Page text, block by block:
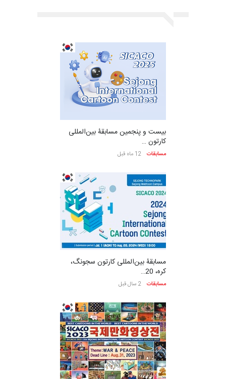
بیست و پنجمین مسابقۀ بین‌المللی
کارتون …
مسابقات 12 ماه قبل
مسابقۀ بین‌المللی کارتون سجونگ،
کره، 20…
مسابقات 2 سال قبل